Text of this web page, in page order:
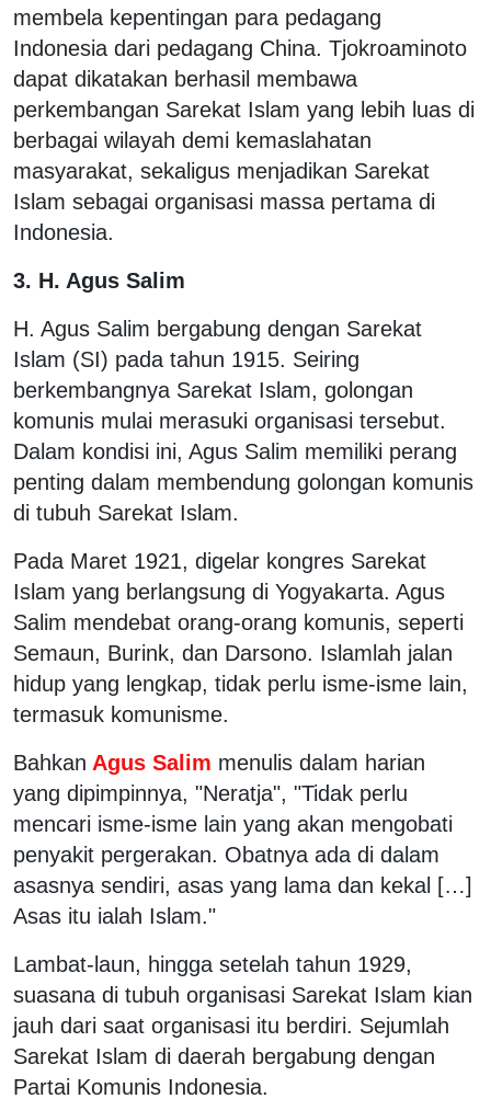
membela kepentingan para pedagang
Indonesia dari pedagang China. Tjokroaminoto
dapat dikatakan berhasil membawa
perkembangan Sarekat Islam yang lebih luas di
berbagai wilayah demi kemaslahatan
masyarakat, sekaligus menjadikan Sarekat
Islam sebagai organisasi massa pertama di
Indonesia.
3. H. Agus Salim
H. Agus Salim bergabung dengan Sarekat
Islam (SI) pada tahun 1915. Seiring
berkembangnya Sarekat Islam, golongan
komunis mulai merasuki organisasi tersebut.
Dalam kondisi ini, Agus Salim memiliki perang
penting dalam membendung golongan komunis
di tubuh Sarekat Islam.
Pada Maret 1921, digelar kongres Sarekat
Islam yang berlangsung di Yogyakarta. Agus
Salim mendebat orang-orang komunis, seperti
Semaun, Burink, dan Darsono. Islamlah jalan
hidup yang lengkap, tidak perlu isme-isme lain,
termasuk komunisme.
Bahkan Agus Salim menulis dalam harian
yang dipimpinnya, "Neratja", "Tidak perlu
mencari isme-isme lain yang akan mengobati
penyakit pergerakan. Obatnya ada di dalam
asasnya sendiri, asas yang lama dan kekal […]
Asas itu ialah Islam."
Lambat-laun, hingga setelah tahun 1929,
suasana di tubuh organisasi Sarekat Islam kian
jauh dari saat organisasi itu berdiri. Sejumlah
Sarekat Islam di daerah bergabung dengan
Partai Komunis Indonesia.